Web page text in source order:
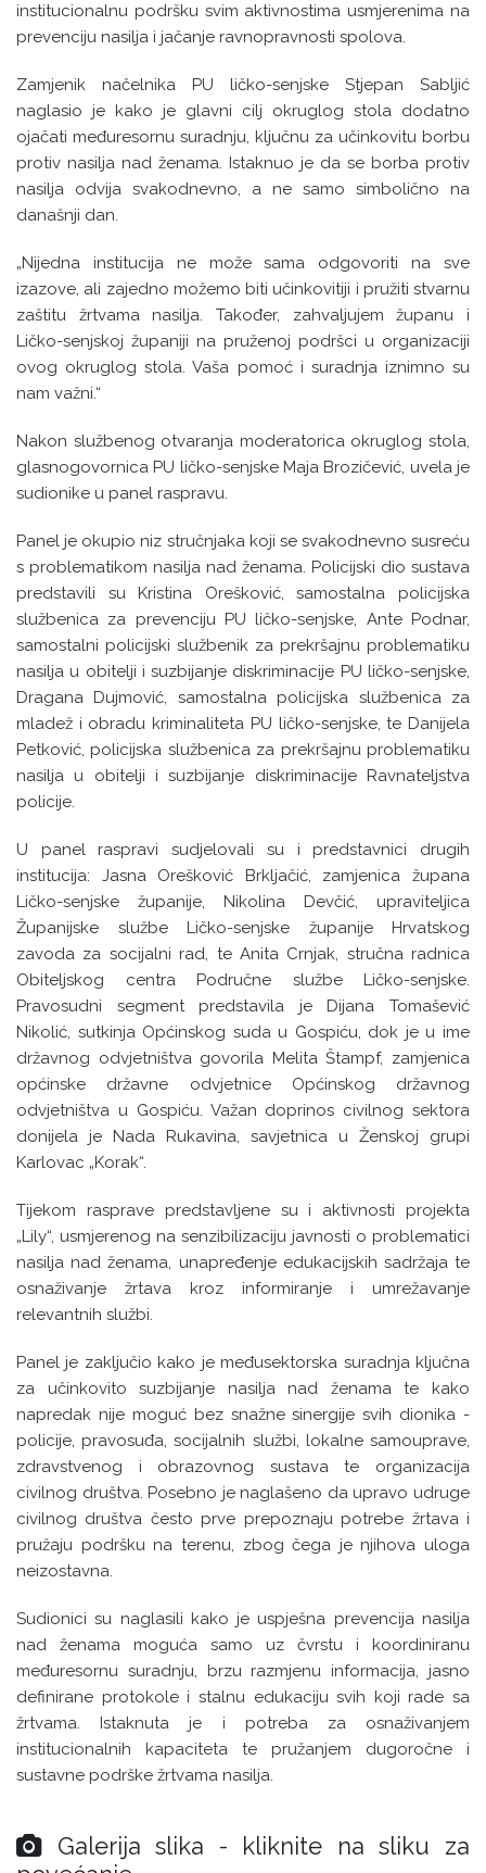
institucionalnu podršku svim aktivnostima usmjerenima na
prevenciju nasilja i jačanje ravnopravnosti spolova.
Zamjenik načelnika PU ličko-senjske Stjepan Sabljić
naglasio je kako je glavni cilj okruglog stola dodatno
ojačati međuresornu suradnju, ključnu za učinkovitu borbu
protiv nasilja nad ženama. Istaknuo je da se borba protiv
nasilja odvija svakodnevno, a ne samo simbolično na
današnji dan.
„Nijedna institucija ne može sama odgovoriti na sve
izazove, ali zajedno možemo biti učinkovitiji i pružiti stvarnu
zaštitu žrtvama nasilja. Također, zahvaljujem županu i
Ličko-senjskoj županiji na pruženoj podršci u organizaciji
ovog okruglog stola. Vaša pomoć i suradnja iznimno su
nam važni.“
Nakon službenog otvaranja moderatorica okruglog stola,
glasnogovornica PU ličko-senjske Maja Brozičević, uvela je
sudionike u panel raspravu.
Panel je okupio niz stručnjaka koji se svakodnevno susreću
s problematikom nasilja nad ženama. Policijski dio sustava
predstavili su Kristina Orešković, samostalna policijska
službenica za prevenciju PU ličko-senjske, Ante Podnar,
samostalni policijski službenik za prekršajnu problematiku
nasilja u obitelji i suzbijanje diskriminacije PU ličko-senjske,
Dragana Dujmović, samostalna policijska službenica za
mladež i obradu kriminaliteta PU ličko-senjske, te Danijela
Petković, policijska službenica za prekršajnu problematiku
nasilja u obitelji i suzbijanje diskriminacije Ravnateljstva
policije.
U panel raspravi sudjelovali su i predstavnici drugih
institucija: Jasna Orešković Brkljačić, zamjenica župana
Ličko-senjske županije, Nikolina Devčić, upraviteljica
Županijske službe Ličko-senjske županije Hrvatskog
zavoda za socijalni rad, te Anita Crnjak, stručna radnica
Obiteljskog centra Područne službe Ličko-senjske.
Pravosudni segment predstavila je Dijana Tomašević
Nikolić, sutkinja Općinskog suda u Gospiću, dok je u ime
državnog odvjetništva govorila Melita Štampf, zamjenica
općinske državne odvjetnice Općinskog državnog
odvjetništva u Gospiću. Važan doprinos civilnog sektora
donijela je Nada Rukavina, savjetnica u Ženskoj grupi
Karlovac „Korak“.
Tijekom rasprave predstavljene su i aktivnosti projekta
„Lily“, usmjerenog na senzibilizaciju javnosti o problematici
nasilja nad ženama, unapređenje edukacijskih sadržaja te
osnaživanje žrtava kroz informiranje i umrežavanje
relevantnih službi.
Panel je zaključio kako je međusektorska suradnja ključna
za učinkovito suzbijanje nasilja nad ženama te kako
napredak nije moguć bez snažne sinergije svih dionika -
policije, pravosuđa, socijalnih službi, lokalne samouprave,
zdravstvenog i obrazovnog sustava te organizacija
civilnog društva. Posebno je naglašeno da upravo udruge
civilnog društva često prve prepoznaju potrebe žrtava i
pružaju podršku na terenu, zbog čega je njihova uloga
neizostavna.
Sudionici su naglasili kako je uspješna prevencija nasilja
nad ženama moguća samo uz čvrstu i koordiniranu
međuresornu suradnju, brzu razmjenu informacija, jasno
definirane protokole i stalnu edukaciju svih koji rade sa
žrtvama. Istaknuta je i potreba za osnaživanjem
institucionalnih kapaciteta te pružanjem dugoročne i
sustavne podrške žrtvama nasilja.
Galerija slika - kliknite na sliku za